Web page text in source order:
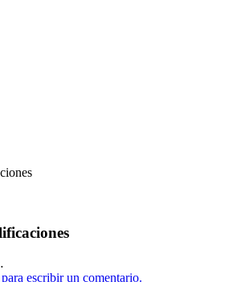
escribir un comentario.